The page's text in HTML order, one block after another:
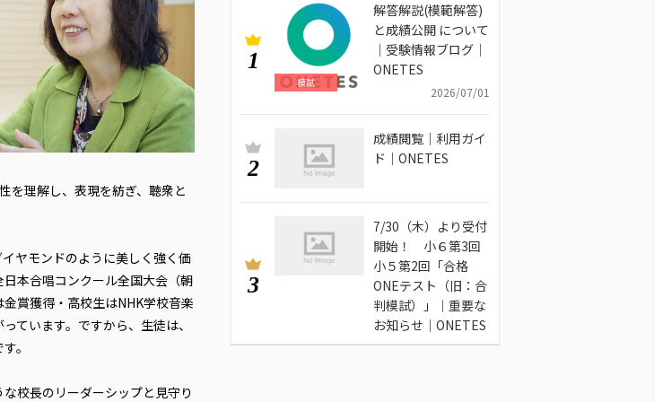
を理解し、表現を紡ぎ、聴衆と
ヤモンドのように美しく強く価
本合唱コンクール全国大会（朝
賞獲得・高校生はNHK学校音楽
ています。ですから、生徒は、
。
校長のリーダーシップと見守り
1
模試
解答解説(模範解答)
と成績公開 について
｜受験情報ブログ｜
ONETES
2026/07/01
2
成績閲覧｜利用ガイ
ド｜ONETES
3
7/30（木）より受付
開始！ 小６第3回
小５第2回「合格
ONEテスト（旧：合
判模試）」｜重要な
お知らせ｜ONETES